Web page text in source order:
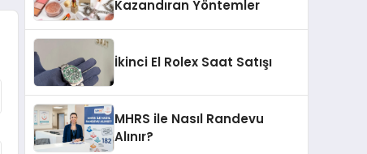
Kazandıran Yöntemler
İkinci El Rolex Saat Satışı
MHRS ile Nasıl Randevu
Alınır?